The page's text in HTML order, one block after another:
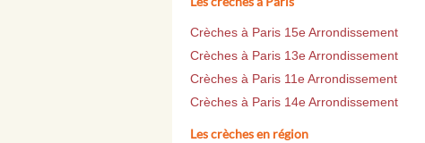
Crèches à Paris 15e Arrondissement
Crèches à Paris 13e Arrondissement
Crèches à Paris 11e Arrondissement
Crèches à Paris 14e Arrondissement
Les crèches en région